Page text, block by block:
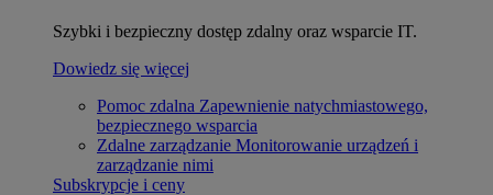
Szybki i bezpieczny dostęp zdalny oraz wsparcie IT.
Dowiedz się więcej
Pomoc zdalna Zapewnienie natychmiastowego,
bezpiecznego wsparcia
Zdalne zarządzanie Monitorowanie urządzeń i
zarządzanie nimi
Subskrypcje i ceny